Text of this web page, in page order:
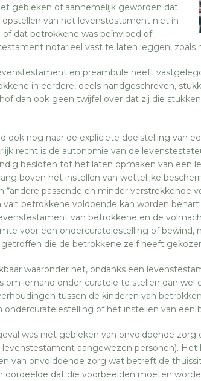
gebleken of aannemelijk geworden dat
van het levenstestament niet in
of dat betrokkene was beïnvloed of
notarieel vast te laten leggen, zoals
en preambule heeft
in eerdere, deels handgeschreven,
dan ook geen twijfel over dat zij die
ook nog naar de expliciete doelstelling van
recht is de autonomie van de
besloten tot het laten opmaken van een
boven het instellen van wettelijke
“andere passende en minder verstrekkende
betrokkene voldoende kan worden
van betrokkene en de
voor een ondercuratelestelling of bewind,
die de betrokkene zelf heeft
waaronder het, ondanks een
om iemand onder curatele te stellen dan wel
tussen de kinderen van
of het instellen van een
was niet gebleken van onvoldoende zorg
aangewezen personen).
van onvoldoende zorg wat betreft de
oordeelde dat die voorbeelden moeten